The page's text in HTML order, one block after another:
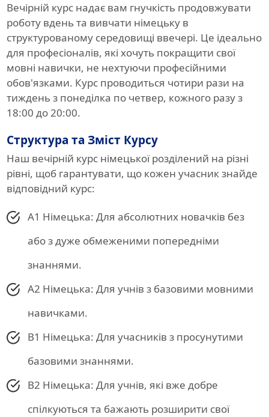
Вечірній курс надає вам гнучкість продовжувати
роботу вдень та вивчати німецьку в
структурованому середовищі ввечері. Це ідеально
для професіоналів, які хочуть покращити свої
мовні навички, не нехтуючи професійними
обов'язками. Курс проводиться чотири рази на
тиждень з понеділка по четвер, кожного разу з
18:00 до 20:00.
Структура та Зміст Курсу
Наш вечірній курс німецької розділений на різні
рівні, щоб гарантувати, що кожен учасник знайде
відповідний курс:
A1 Німецька: Для абсолютних новачків без
або з дуже обмеженими попередніми
знаннями.
A2 Німецька: Для учнів з базовими мовними
навичками.
B1 Німецька: Для учасників з просунутими
базовими знаннями.
B2 Німецька: Для учнів, які вже добре
спілкуються та бажають розширити свої